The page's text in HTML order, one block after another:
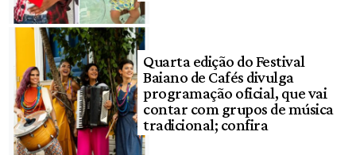
Quarta edição do Festival
Baiano de Cafés divulga
programação oficial, que vai
contar com grupos de música
tradicional; confira